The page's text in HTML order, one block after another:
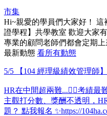
市集
Hi~親愛的學員們大家好！ 這
證學程】共學教室 歡迎大家
專業的顧問老師們都會定期
最新動態 看所有動態
5/5 【104 經理級績效管理師
HR在中間超兩難...😵‍💫考績
主觀打分數、獎酬不透明，
題？ 點我報名 ✨https://